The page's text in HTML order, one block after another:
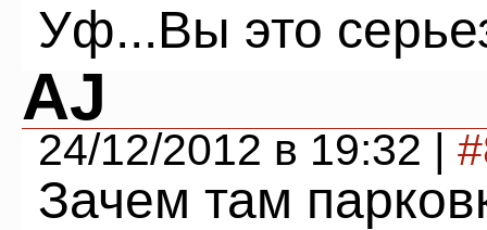
Уф...Вы это
AJ
24/12/2012 в 19:32 |
Зачем там